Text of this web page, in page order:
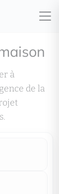
à
de la